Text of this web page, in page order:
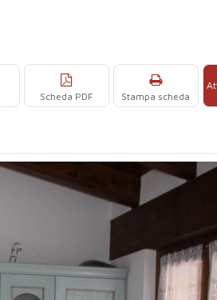
Stampa scheda
Scheda PDF